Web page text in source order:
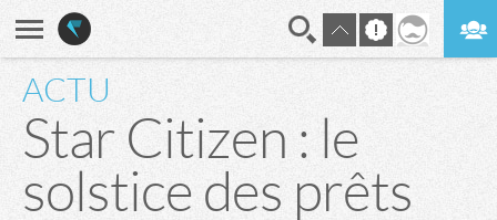
ACTU
Star Citizen : le
solstice des prêts